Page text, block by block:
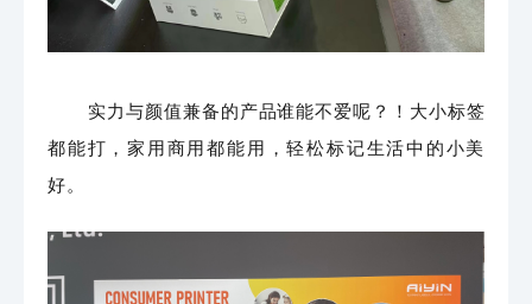
实力与颜值兼备的产品谁能不爱呢？ ！ 大小标签
都能打，家用商用都能用，轻松标记生活中的小美
好。